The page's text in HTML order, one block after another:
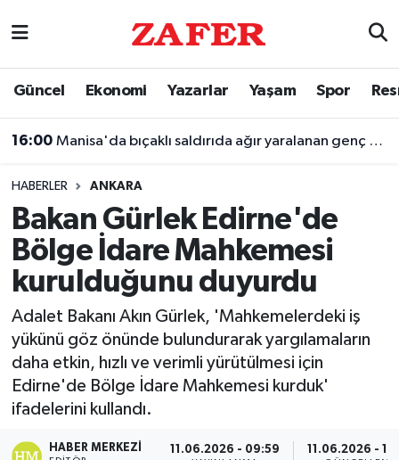
Güncel Ekonomi Yazarlar Yaşam Spor
16:00 Manisa'da bıçaklı saldırıda ağır yaralanan genç hastanede evlendi
HABERLER ANKARA
Bakan Gürlek Edirne'de
Bölge İdare Mahkemesi
kurulduğunu duyurdu
Adalet Bakanı Akın Gürlek, 'Mahkemelerdeki iş
yükünü göz önünde bulundurarak yargılamaların
daha etkin, hızlı ve verimli yürütülmesi için
Edirne'de Bölge İdare Mahkemesi kurduk'
ifadelerini kullandı.
HABER MERKEZI 11.06.2026 - 09:59 11.06.2026 -
Nöbetçi Eczaneler
Trafik Durumu
Süper Lig Puan Durumu ve Fikstür
Tüm Manşetler
Son Dakika Haberleri
Haber Arşivi